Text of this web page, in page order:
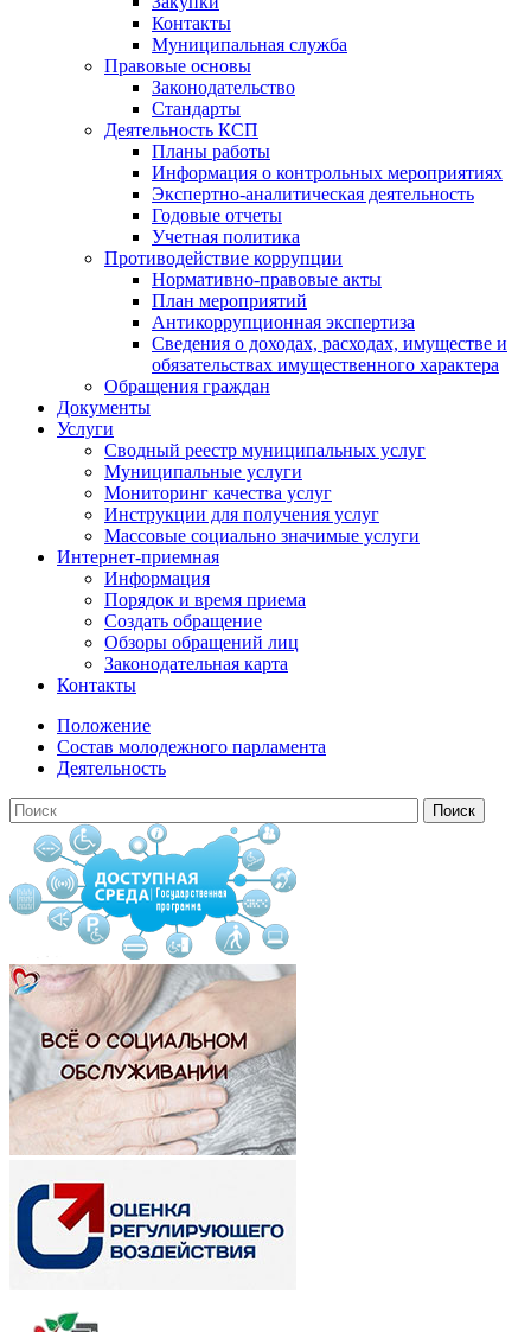
Контакты
Муниципальная служба
Правовые основы
Законодательство
Стандарты
Деятельность КСП
Планы работы
Информация о контрольных мероприятиях
Экспертно-аналитическая деятельность
Годовые отчеты
Учетная политика
Противодействие коррупции
Нормативно-правовые акты
План мероприятий
Антикоррупционная экспертиза
Сведения о доходах, расходах, имуществе и
обязательствах имущественного характера
Обращения граждан
Документы
Услуги
Сводный реестр муниципальных услуг
Муниципальные услуги
Мониторинг качества услуг
Инструкции для получения услуг
Массовые социально значимые услуги
Интернет-приемная
Информация
Порядок и время приема
Создать обращение
Обзоры обращений лиц
Законодательная карта
Контакты
Положение
Состав молодежного парламента
Деятельность